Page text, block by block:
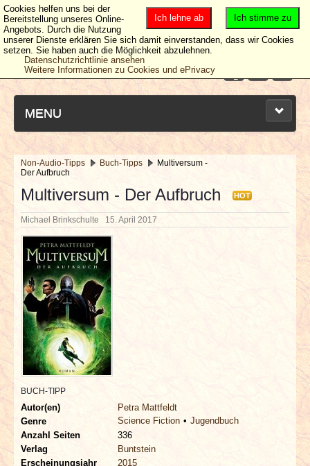
MENU
NEUESTE ARTIKEL
NEWS & DATES
BERICHTE
VERLOSUNGEN
INTERVIEWS
SPECIALS
REDAKTION
LINKS
ARCHIV
Non-Audio-Tipps Buch-Tipps
Multiversum -
Der Aufbruch
Multiversum - Der Aufbruch HOT
Michael Brinkschulte 15. April 2017
BUCH-TIPP
Autor(en)
Petra Mattfeldt
Genre
Science Fiction
Jugendbuch
Anzahl Seiten
336
Verlag
Buntstein
Erscheinungsjahr
2015
Ich stimme zu
Ich lehne ab
Cookies helfen uns bei der
Bereitstellung unseres Online-
Angebots. Durch die Nutzung
unserer Dienste erklären Sie sich damit einverstanden, dass wir Cookies
setzen. Sie haben auch die Möglichkeit abzulehnen.
Datenschutzrichtlinie ansehen
Weitere Informationen zu Cookies und ePrivacy